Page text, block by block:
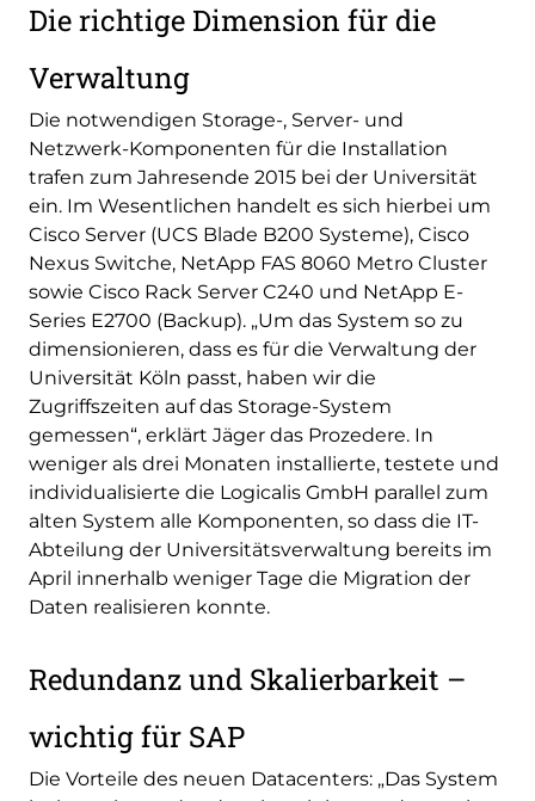
Die richtige Dimension für die
Verwaltung
Die notwendigen Storage-, Server- und
Netzwerk-Komponenten für die Installation
trafen zum Jahresende 2015 bei der Universität
ein. Im Wesentlichen handelt es sich hierbei um
Cisco Server (UCS Blade B200 Systeme), Cisco
Nexus Switche, NetApp FAS 8060 Metro Cluster
sowie Cisco Rack Server C240 und NetApp E-
Series E2700 (Backup). „Um das System so zu
dimensionieren, dass es für die Verwaltung der
Universität Köln passt, haben wir die
Zugriffszeiten auf das Storage-System
gemessen“, erklärt Jäger das Prozedere. In
weniger als drei Monaten installierte, testete und
individualisierte die Logicalis GmbH parallel zum
alten System alle Komponenten, so dass die IT-
Abteilung der Universitätsverwaltung bereits im
April innerhalb weniger Tage die Migration der
Daten realisieren konnte.
Redundanz und Skalierbarkeit –
wichtig für SAP
Die Vorteile des neuen Datacenters: „Das System